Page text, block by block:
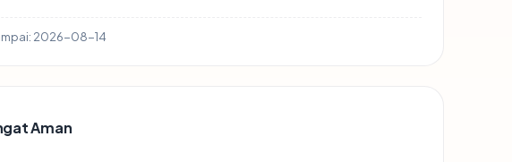
2026-08-14
Aman